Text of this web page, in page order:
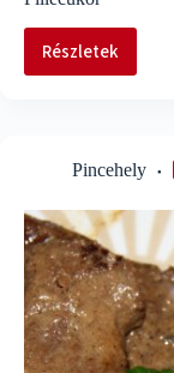
Részletek
Pillecukor
Pincehely